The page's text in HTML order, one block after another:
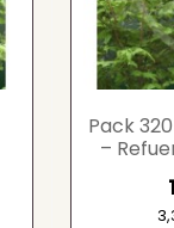
Pack
–